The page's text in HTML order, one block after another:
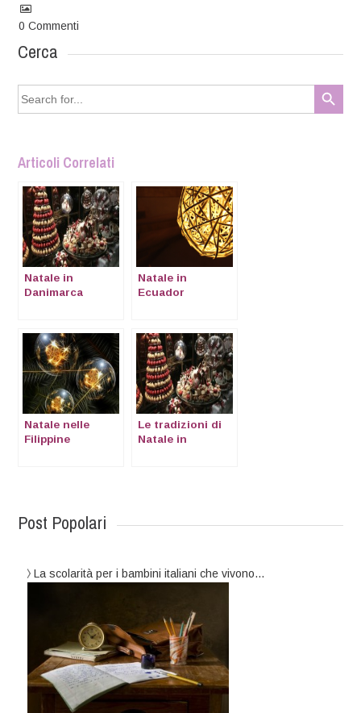
0 Commenti
Cerca
Search
for:
Search Button
Articoli Correlati
Natale in
Danimarca
Natale in
Ecuador
Natale nelle
Filippine
Le tradizioni di
Natale in
Post Popolari
La scolarità per i bambini italiani che vivono…